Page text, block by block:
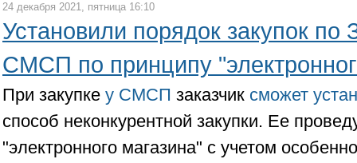
24 декабря 2021, пятница 16:10
Установили порядок закупок
СМСП по принципу
При закупке у СМСП заказчик сможет
способ неконкурентной закупки. Ее
"электронного магазина" с учетом